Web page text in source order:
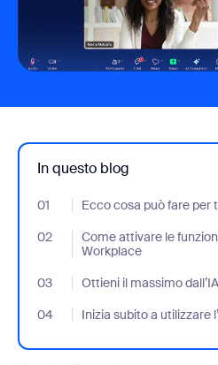
In questo blog
01 Ecco cosa può fare per
- Jumplink to Ecco cosa può
02
Come attivare le
Workplace
- Jumplink to Come attivare le
03 Ottieni il massimo
- Jumplink to Ottieni il massimo
04
Inizia subito a utilizzare
- Jumplink to Inizia subito a